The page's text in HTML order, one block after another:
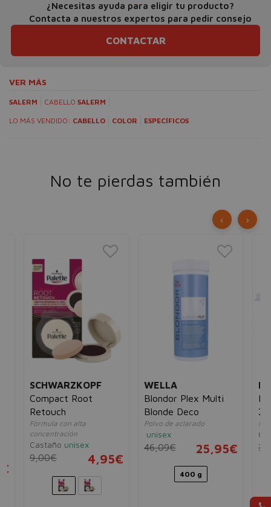
¿Necesitas ayuda para eligir tu producto?
Contacta a nuestros expertos para pedir consejo
CONTACTAR
VER MÁS
SALERM CABELLO SALERM
LO MÁS VENDIDO: CABELLO COLOR ESPECÍFICOS
No te pierdas también
SCHWARZKOPF
Compact Root
Retouch
Fórmula con alta
concentración
Castaño unisex
9,00€ 4,95€
WELLA
Blondor Plex Multi
Blonde Deco
Polvo de aclarado
unisex
46,09€ 25,95€
400 g
‹ ›